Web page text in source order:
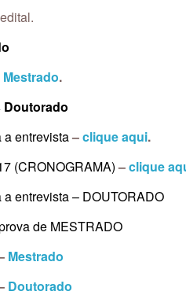
Mestrado.
entrevista–clique aqui.
(CRONOGRAMA) –clique
entrevista – DOUTORADO
de MESTRADO
Mestrado
Doutorado